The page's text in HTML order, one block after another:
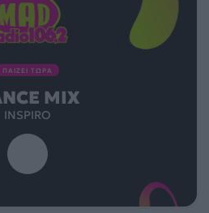
ΠΑΙΖΕΙ ΤΩΡΑ
MIX
INSPIRO